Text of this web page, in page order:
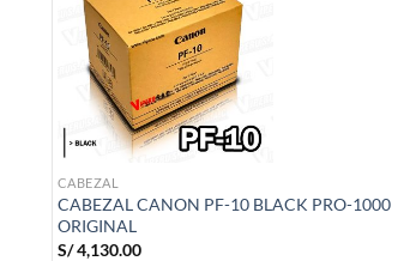
CABEZAL
CABEZAL CANON PF-10 BLACK PRO-1000
ORIGINAL
S/4,130.00